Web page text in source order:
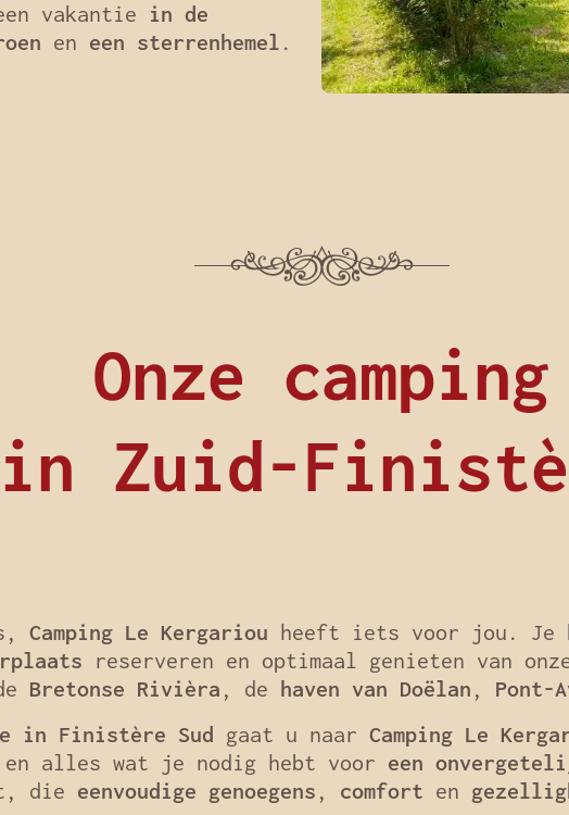
vakantie in de
en een sterrenhemel .
Onze camping
in Zuid-
Camping Le Kergariou heeft iets voor jou. Je
reserveren en optimaal genieten van
Bretonse Rivièra , de haven van Doëlan , Pont-
in Finistère Sud gaat u naar Camping Le
alles wat je nodig hebt voor een
die eenvoudige genoegens , comfort en